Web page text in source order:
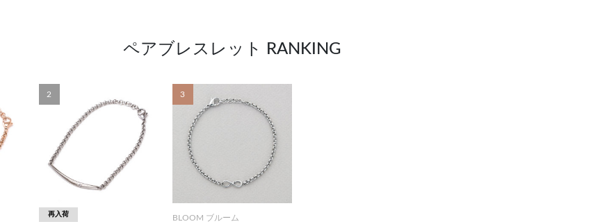
ペアブレスレット RANKING
2
再入荷
3
BLOOM ブルーム